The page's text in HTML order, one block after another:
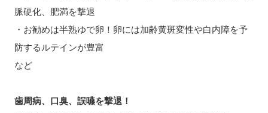
脈硬化、肥満を撃退
・お勧めは半熟ゆで卵！卵には加齢黄斑変性や白内障を予
防するルテインが豊富
など
歯周病、口臭、誤嚥を撃退！